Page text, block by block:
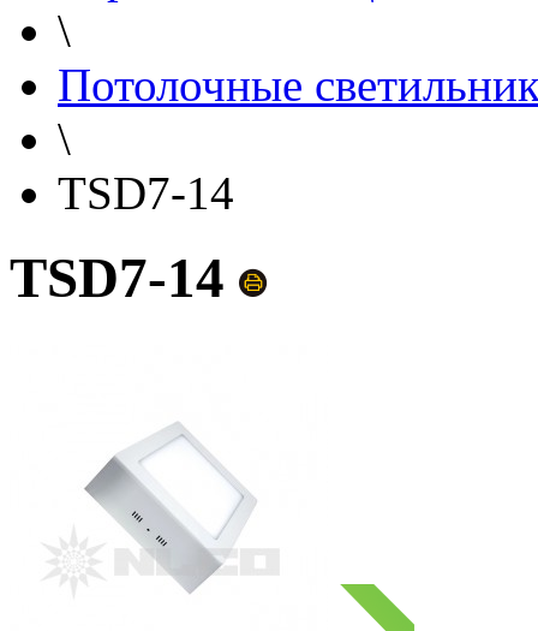
\
Потолочные
\
TSD7-14
TSD7-14